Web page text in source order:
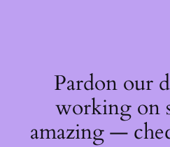
Pardon our
working on
amazing —